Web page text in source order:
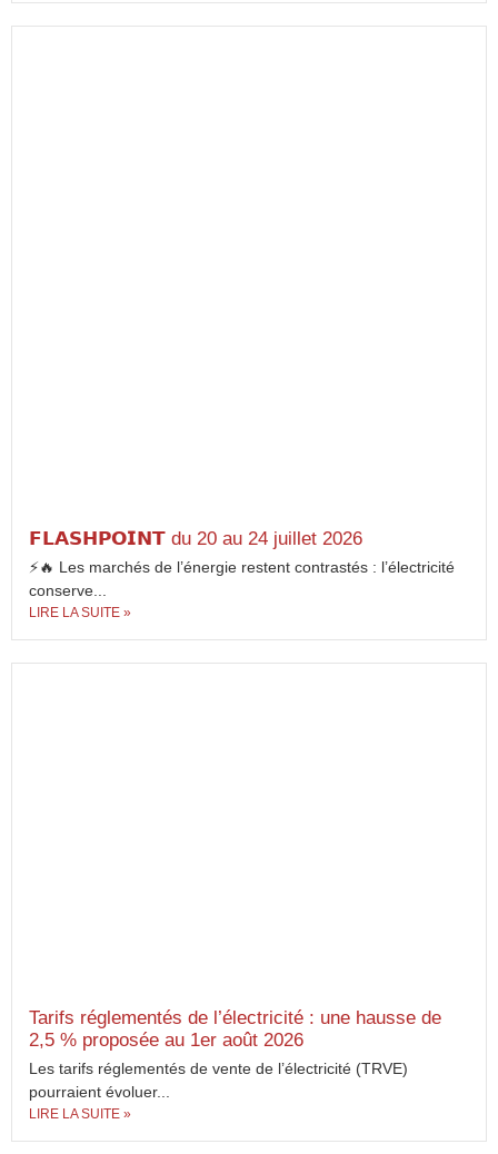
𝗙𝗟𝗔𝗦𝗛𝗣𝗢𝗜𝗡𝗧 du 20 au 24 juillet 2026
⚡🔥 Les marchés de l’énergie restent contrastés : l’électricité
conserve...
LIRE LA SUITE »
Tarifs réglementés de l’électricité : une hausse de
2,5 % proposée au 1er août 2026
Les tarifs réglementés de vente de l’électricité (TRVE)
pourraient évoluer...
LIRE LA SUITE »